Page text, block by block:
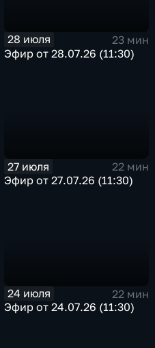
28 июля
23 мин
Эфир от 28.07.26 (11:30)
27 июля
22 мин
Эфир от 27.07.26 (11:30)
24 июля
22 мин
Эфир от 24.07.26 (11:30)